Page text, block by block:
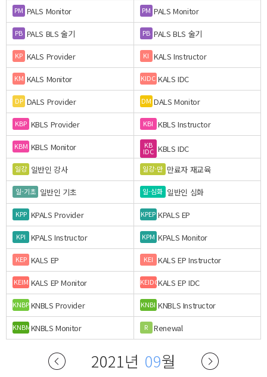
PM PALS Monitor PM PALS Monitor
PB PALS BLS 술기 PB PALS BLS 술기
KP KALS Provider KI KALS Instructor
KM KALS Monitor KIDC KALS IDC
DP DALS Provider DM DALS Monitor
KBP KBLS Provider KBI KBLS Instructor
KBM KBLS Monitor KB
IDC KBLS IDC
일강 일반인 강사 일강-만 만료자 재교육
일-기초 일반인 기초 일-심화 일반인 심화
KPP KPALS Provider KPEP KPALS EP
KPI KPALS Instructor KPM KPALS Monitor
KEP KALS EP KEI KALS EP Instructor
KEIM KALS EP Monitor KEIDCKALS EP IDC
KNBPKNBLS Provider KNBI KNBLS Instructor
KNBMKNBLS Monitor R Renewal
2021년 09월